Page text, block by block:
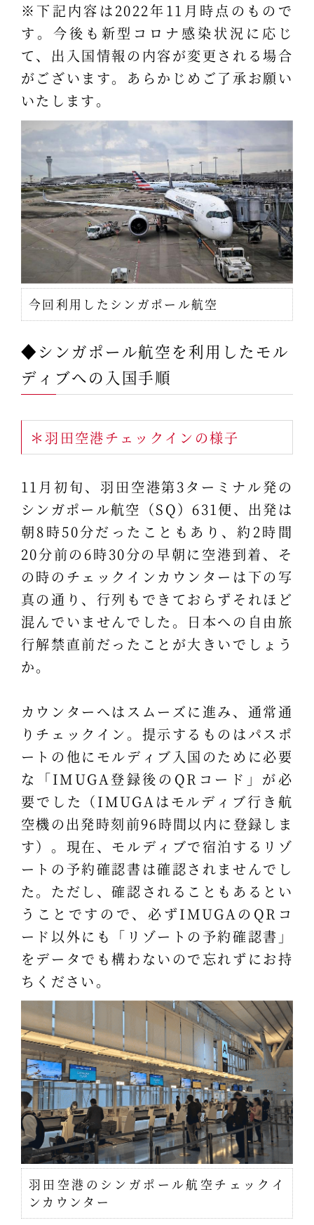
※下記内容は2022年11月時点のもので
す。今後も新型コロナ感染状況に応じ
て、出入国情報の内容が変更される場合
がございます。あらかじめご了承お願い
いたします。
今回利用したシンガポール航空
◆シンガポール航空を利用したモル
ディブへの入国手順
＊羽田空港チェックインの様子
11月初旬、羽田空港第3ターミナル発の
シンガポール航空（SQ）631便、出発は
朝8時50分だったこともあり、約2時間
20分前の6時30分の早朝に空港到着、そ
の時のチェックインカウンターは下の写
真の通り、行列もできておらずそれほど
混んでいませんでした。日本への自由旅
行解禁直前だったことが大きいでしょう
か。
カウンターへはスムーズに進み、通常通
りチェックイン。提示するものはパスポ
ートの他にモルディブ入国のために必要
な「IMUGA登録後のQRコード」が必
要でした（IMUGAはモルディブ行き航
空機の出発時刻前96時間以内に登録しま
す）。現在、モルディブで宿泊するリゾ
ートの予約確認書は確認されませんでし
た。ただし、確認されることもあるとい
うことですので、必ずIMUGAのQRコ
ード以外にも「リゾートの予約確認書」
をデータでも構わないので忘れずにお持
ちください。
羽田空港のシンガポール航空チェックイ
ンカウンター